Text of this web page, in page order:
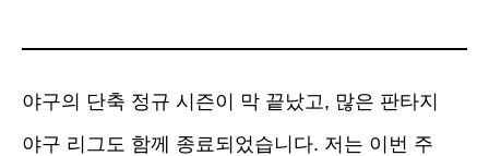
야구의 단축 정규 시즌이 막 끝났고, 많은 판타지
야구 리그도 함께 종료되었습니다. 저는 이번 주